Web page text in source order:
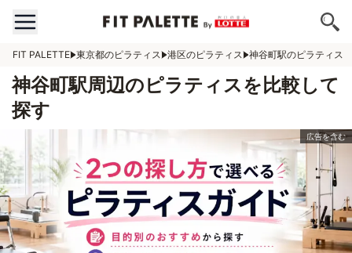
FIT PALETTE 東京都のピラティス 港区のピラティス 神谷町駅のピラティス
神谷町駅周辺のピラティスを比較して
探す